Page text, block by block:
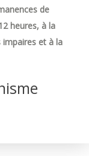
de
heures, à la
impaires et à la